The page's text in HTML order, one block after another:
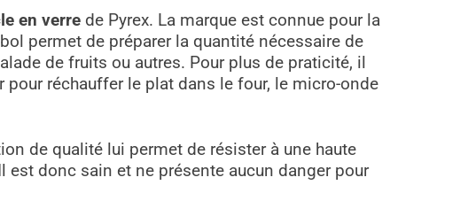
en verre de Pyrex. La marque est connue pour la
permet de préparer la quantité nécessaire de
de fruits ou autres. Pour plus de praticité, il
pour réchauffer le plat dans le four, le micro-onde
de qualité lui permet de résister à une haute
est donc sain et ne présente aucun danger pour